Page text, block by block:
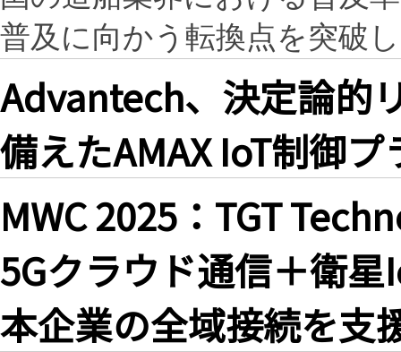
普及に向かう転換点を突破
Advantech、決定論的
備えたAMAX IoT制御
MWC 2025：TGT
5Gクラウド通信＋衛
本企業の全域接続を支